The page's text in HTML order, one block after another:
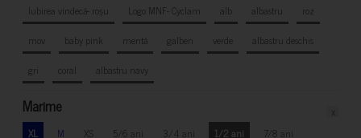
Iubirea vindecă- roșu
Logo MNF- Cyclam alb albastru
roz
mov
baby pink mentă galben verde
albastru deschis
gri
coral albastru navy
Marime
XL M XS 5/6 ani 3/4 ani 1/2 ani
7/8 ani